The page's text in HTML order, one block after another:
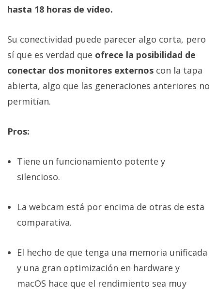
hasta 18 horas de vídeo.
Su conectividad puede parecer algo corta, pero
sí que es verdad que ofrece la posibilidad de
conectar dos monitores externos con la tapa
abierta, algo que las generaciones anteriores no
permitían.
Pros:
Tiene un funcionamiento potente y
silencioso.
La webcam está por encima de otras de esta
comparativa.
El hecho de que tenga una memoria unificada
y una gran optimización en hardware y
macOS hace que el rendimiento sea muy